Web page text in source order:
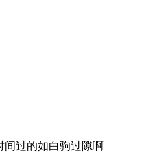
间过的如白驹过隙啊